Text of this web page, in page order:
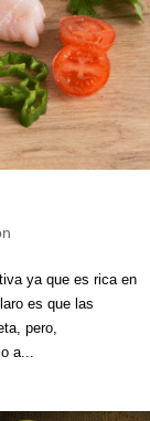
ya que es rica en
es que las
pero,
a...